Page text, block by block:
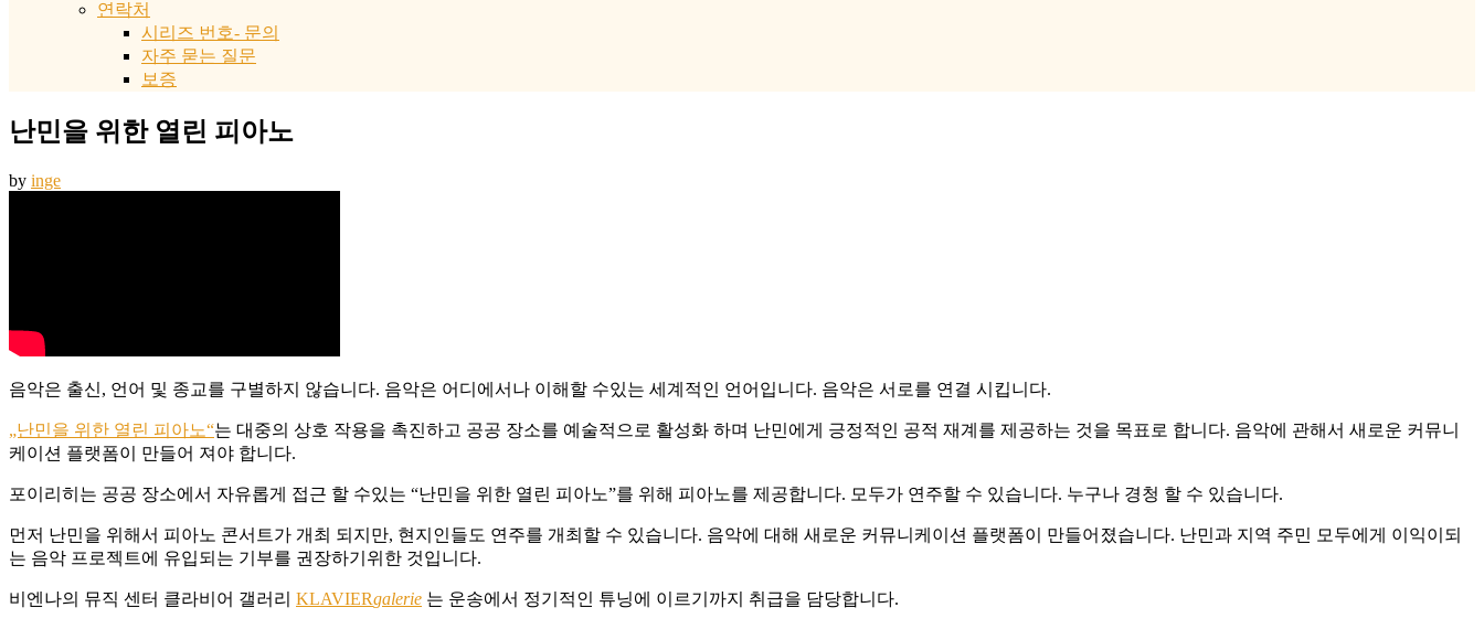
연락처
시리즈 번호- 문의
자주 묻는 질문
보증
난민을 위한 열린 피아노
by inge
음악은 출신, 언어 및 종교를 구별하지 않습니다. 음악은 어디에서나 이해할 수있는 세계적인 언어입니다. 음악은 서로를 연결 시킵니다.
„난민을 위한 열린 피아노“는 대중의 상호 작용을 촉진하고 공공 장소를 예술적으로 활성화 하며 난민에게 긍정적인 공적 재계를 제공하는 것을 목표로 합니다. 음악에 관해서 새로운 커뮤니
케이션 플랫폼이 만들어 져야 합니다.
포이리히는 공공 장소에서 자유롭게 접근 할 수있는 “난민을 위한 열린 피아노”를 위해 피아노를 제공합니다. 모두가 연주할 수 있습니다. 누구나 경청 할 수 있습니다.
먼저 난민을 위해서 피아노 콘서트가 개최 되지만, 현지인들도 연주를 개최할 수 있습니다. 음악에 대해 새로운 커뮤니케이션 플랫폼이 만들어졌습니다. 난민과 지역 주민 모두에게 이익이되
는 음악 프로젝트에 유입되는 기부를 권장하기위한 것입니다.
비엔나의 뮤직 센터 클라비어 갤러리 KLAVIERgalerie 는 운송에서 정기적인 튜닝에 이르기까지 취급을 담당합니다.